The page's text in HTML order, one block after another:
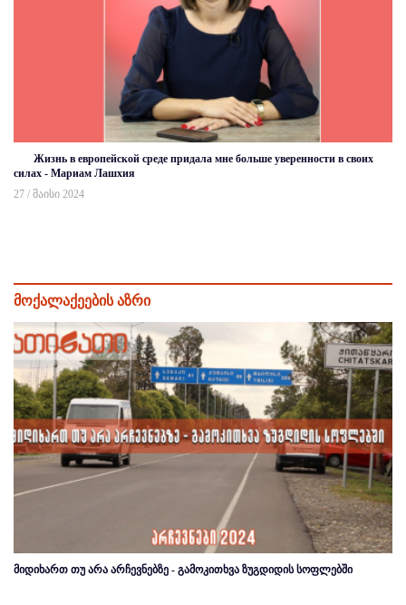
Жизнь в европейской среде придала мне больше уверенности в своих
силах - Мариам Лашхия
27 / მაისი 2024
მოქალაქეების აზრი
მიდიხართ თუ არა არჩევნებზე - გამოკითხვა ზუგდიდის სოფლებში